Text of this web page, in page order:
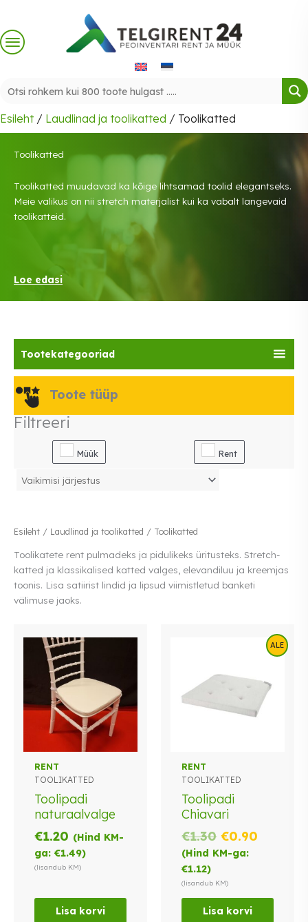
content
Esileht/ Laudlinad ja toolikatted / Toolikatted
Toolikatted
Toolikatted muudavad ka kõige lihtsamad toolid elegantseks.
Meie valikus on nii stretch materjalist kui ka vabalt langevaid
toolikatteid.
Loe edasi
Tootekategooriad
Toote tüüp
Filtreeri
Müük Rent
Esileht / Laudlinad ja toolikatted / Toolikatted
Toolikatete rent pulmadeks ja pidulikeks üritusteks. Stretch-
katted ja klassikalised katted valges, elevandiluu ja kreemjas
toonis. Lisa satiirist lindid ja lipsud viimistletud banketi
välimuse jaoks.
RENT
TOOLIKATTED
Toolipadi
naturaalvalge
€1.20 (Hind KM-
ga:€1.49)
(lisandub KM)
Lisa korvi
ALE
RENT
TOOLIKATTED
Toolipadi
Chiavari
€1.30 Algne
hind
€1.30.
€0.90
(Hind KM-ga:
€1.12)
(lisandub KM)
Lisa korvi